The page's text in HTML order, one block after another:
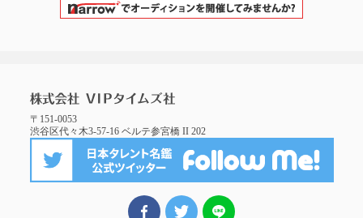
〒151-0053
渋谷区代々木3-57-16 ベルテ参宮橋 II 202
FBでシェアツイート